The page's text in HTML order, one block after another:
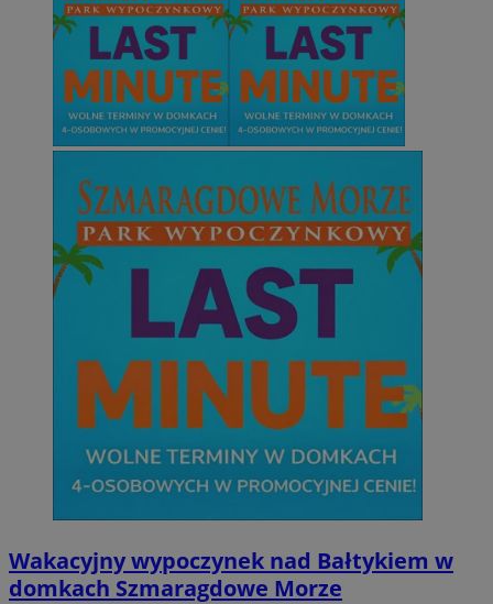
Wakacyjny wypoczynek nad Bałtykiem w
domkach Szmaragdowe Morze